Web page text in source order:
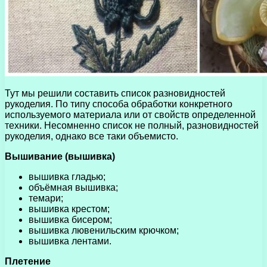
Тут мы решили составить список разновидностей
рукоделия. По типу способа обработки конкретного
используемого материала или от свойств определенной
техники. Несомненно список не полный, разновидностей
рукоделия, однако все таки объемисто.
Вышивание (вышивка)
вышивка гладью;
объёмная вышивка;
темари;
вышивка крестом;
вышивка бисером;
вышивка лювенильским крючком;
вышивка лентами.
Плетение